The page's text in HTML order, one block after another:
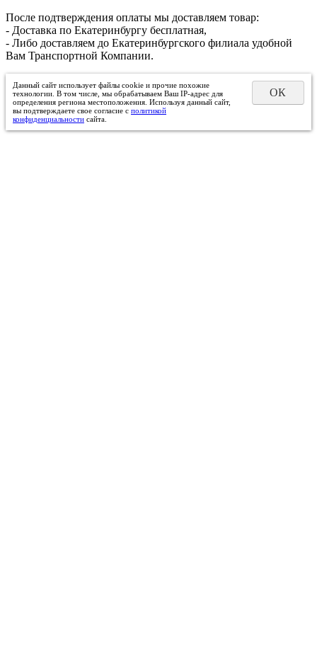
После подтверждения оплаты мы доставляем товар:
- Доставка по Екатеринбургу бесплатная,
- Либо доставляем до Екатеринбургского филиала удобной
Вам Транспортной Компании.
Данный сайт использует файлы cookie и прочие похожие
технологии. В том числе, мы обрабатываем Ваш IP-адрес для
определения региона местоположения. Используя данный сайт,
вы подтверждаете свое согласие с политикой
конфиденциальности сайта.
ОК